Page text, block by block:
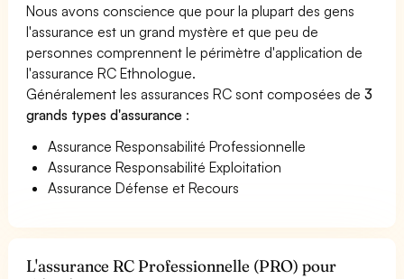
Nous avons conscience que pour la plupart des gens
l'assurance est un grand mystère et que peu de
personnes comprennent le périmètre d'application de
l'assurance RC Ethnologue.
Généralement les assurances RC sont composées de3
grands types d'assurance :
Assurance Responsabilité Professionnelle
Assurance Responsabilité Exploitation
Assurance Défense et Recours
L'assurance RC Professionnelle (PRO) pour